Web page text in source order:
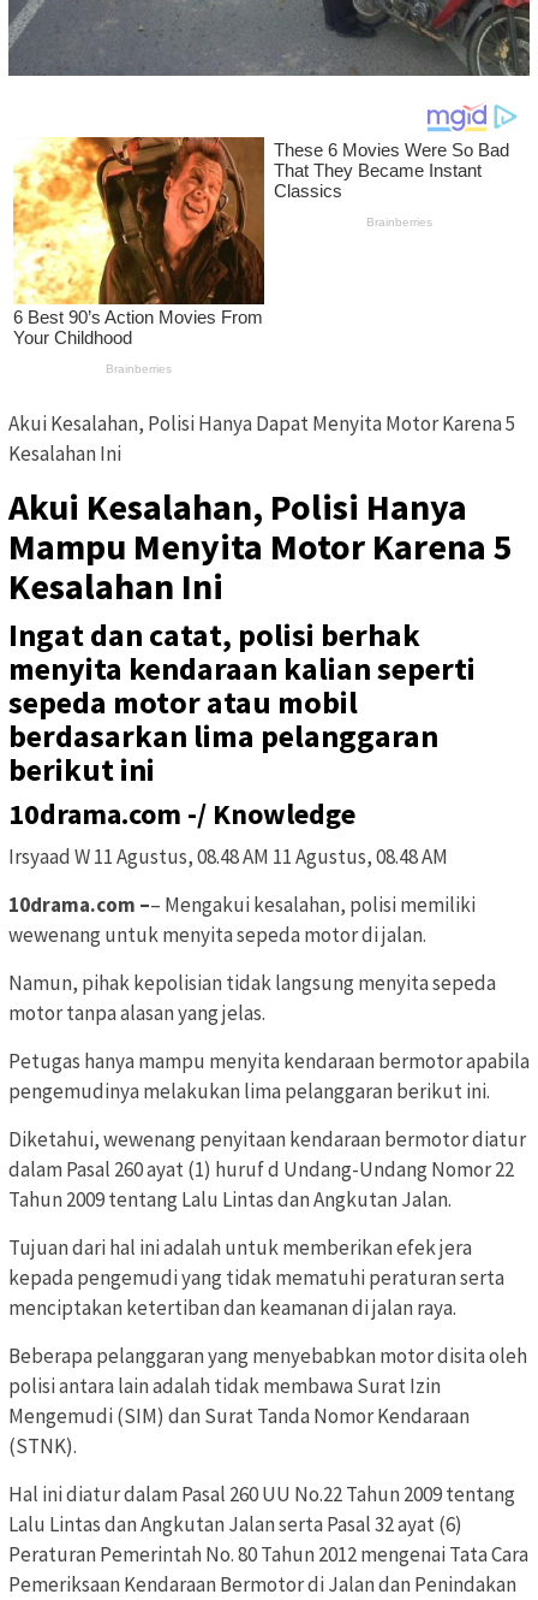
Akui Kesalahan, Polisi Hanya Dapat Menyita Motor Karena 5
Kesalahan Ini
Akui Kesalahan, Polisi Hanya
Mampu Menyita Motor Karena 5
Kesalahan Ini
Ingat dan catat, polisi berhak
menyita kendaraan kalian seperti
sepeda motor atau mobil
berdasarkan lima pelanggaran
berikut ini
10drama.com -/ Knowledge
Irsyaad W 11 Agustus, 08.48 AM 11 Agustus, 08.48 AM
10drama.com –– Mengakui kesalahan, polisi memiliki
wewenang untuk menyita sepeda motor di jalan.
Namun, pihak kepolisian tidak langsung menyita sepeda
motor tanpa alasan yang jelas.
Petugas hanya mampu menyita kendaraan bermotor apabila
pengemudinya melakukan lima pelanggaran berikut ini.
Diketahui, wewenang penyitaan kendaraan bermotor diatur
dalam Pasal 260 ayat (1) huruf d Undang-Undang Nomor 22
Tahun 2009 tentang Lalu Lintas dan Angkutan Jalan.
Tujuan dari hal ini adalah untuk memberikan efek jera
kepada pengemudi yang tidak mematuhi peraturan serta
menciptakan ketertiban dan keamanan di jalan raya.
Beberapa pelanggaran yang menyebabkan motor disita oleh
polisi antara lain adalah tidak membawa Surat Izin
Mengemudi (SIM) dan Surat Tanda Nomor Kendaraan
(STNK).
Hal ini diatur dalam Pasal 260 UU No.22 Tahun 2009 tentang
Lalu Lintas dan Angkutan Jalan serta Pasal 32 ayat (6)
Peraturan Pemerintah No. 80 Tahun 2012 mengenai Tata Cara
Pemeriksaan Kendaraan Bermotor di Jalan dan Penindakan